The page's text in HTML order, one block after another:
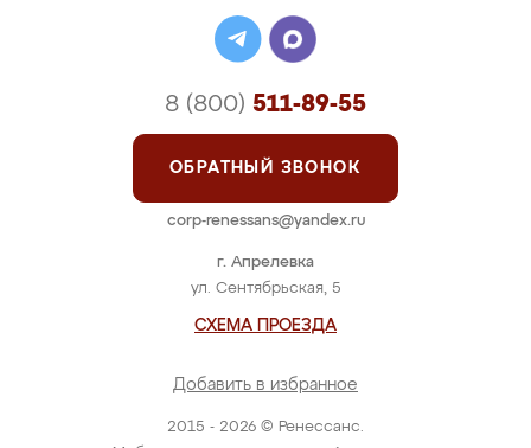
2015 - 2026 © Ренессанс.
г. Апрелевка
ул. Сентябрьская, 5
СХЕМА ПРОЕЗДА
Добавить в избранное
8 (800) 511-89-55
ОБРАТНЫЙ ЗВОНОК
corp-renessans@yandex.ru